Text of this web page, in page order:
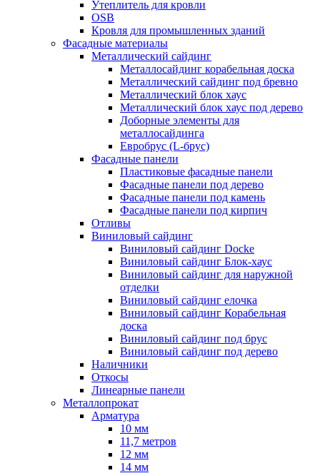
Утеплитель для кровли
OSB
Кровля для промышленных зданий
Фасадные материалы
Металлический сайдинг
Металлосайдинг корабельная доска
Металлический сайдинг под бревно
Металлический блок хаус
Металлический блок хаус под дерево
Доборные элементы для
металлосайдинга
Евробрус (L-брус)
Фасадные панели
Пластиковые фасадные панели
Фасадные панели под дерево
Фасадные панели под камень
Фасадные панели под кирпич
Отливы
Виниловый сайдинг
Виниловый сайдинг Docke
Виниловый сайдинг Блок-хаус
Виниловый сайдинг для наружной
отделки
Виниловый сайдинг елочка
Виниловый сайдинг Корабельная
доска
Виниловый сайдинг под брус
Виниловый сайдинг под дерево
Наличники
Откосы
Линеарные панели
Металлопрокат
Арматура
10 мм
11,7 метров
12 мм
14 мм